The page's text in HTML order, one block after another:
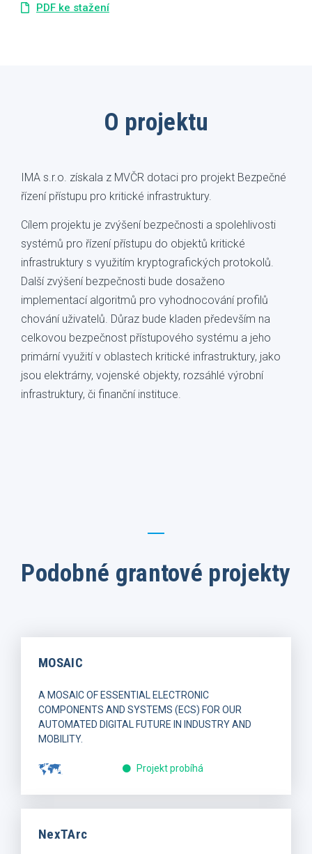
PDF ke stažení
O projektu
IMA s.r.o. získala z MVČR dotaci pro projekt Bezpečné
řízení přístupu pro kritické infrastruktury.
Cílem projektu je zvýšení bezpečnosti a spolehlivosti
systémů pro řízení přístupu do objektů kritické
infrastruktury s využitím kryptografických protokolů.
Další zvýšení bezpečnosti bude dosaženo
implementací algoritmů pro vyhodnocování profilů
chování uživatelů. Důraz bude kladen především na
celkovou bezpečnost přístupového systému a jeho
primární využití v oblastech kritické infrastruktury, jako
jsou elektrárny, vojenské objekty, rozsáhlé výrobní
infrastruktury, či finanční instituce.
Podobné grantové projekty
MOSAIC
A MOSAIC OF ESSENTIAL ELECTRONIC
COMPONENTS AND SYSTEMS (ECS) FOR OUR
AUTOMATED DIGITAL FUTURE IN INDUSTRY AND
MOBILITY.
Projekt probíhá
NexTArc